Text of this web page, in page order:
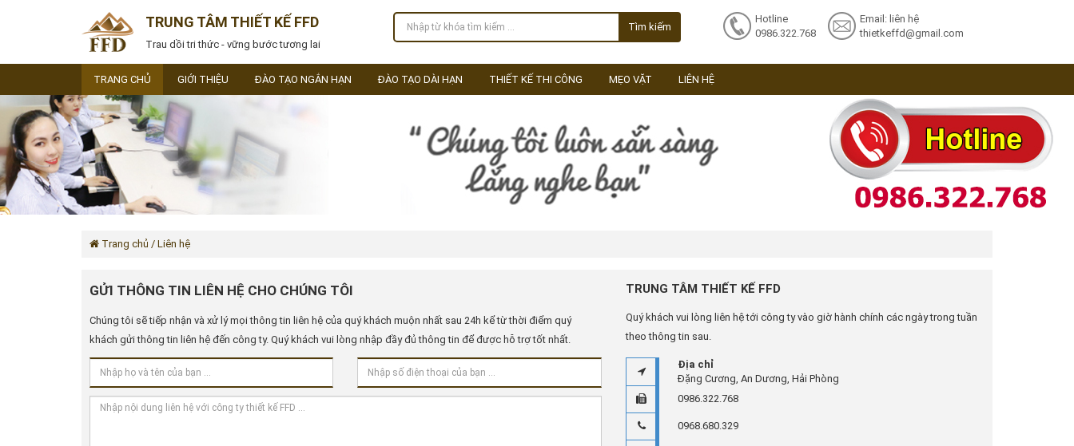
TRUNG TÂM THIẾT KẾ FFD
Trau dồi tri thức - vững bước tương lai
Tìm kiếm
Email: liên hệ
thietkeffd@gmail.com
Hotline
0986.322.768
TRANG CHỦ GIỚI THIỆU ĐÀO TẠO NGẮN HẠN ĐÀO TẠO DÀI HẠN THIẾT KẾ THI CÔNG MẸO VẶT LIÊN HỆ
Trang chủ / Liên hệ
GỬI THÔNG TIN LIÊN HỆ CHO CHÚNG TÔI
Chúng tôi sẽ tiếp nhận và xử lý mọi thông tin liên hệ của quý khách muộn nhất sau 24h kể từ thời điểm quý
khách gửi thông tin liên hệ đến công ty. Quý khách vui lòng nhập đầy đủ thông tin để được hỗ trợ tốt nhất.
TRUNG TÂM THIẾT KẾ FFD
Quý khách vui lòng liên hệ tới công ty vào giờ hành chính các ngày trong tuần
theo thông tin sau.
Địa chỉ
Đặng Cương, An Dương, Hải Phòng
0986.322.768
0968.680.329